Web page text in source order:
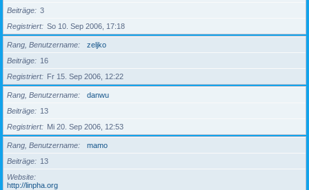
Beiträge
3
Registriert
So 10. Sep 2006, 17:18
Rang, Benutzername
zeljko
Beiträge
16
Registriert
Fr 15. Sep 2006, 12:22
Rang, Benutzername
danwu
Beiträge
13
Registriert
Mi 20. Sep 2006, 12:53
Rang, Benutzername
mamo
Beiträge
13
Website
http://linpha.org